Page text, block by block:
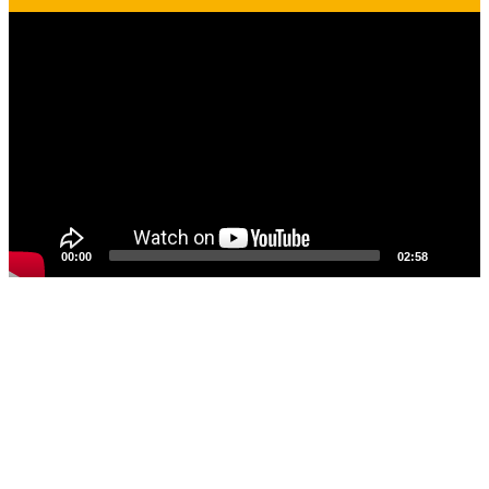
00:00 02:58